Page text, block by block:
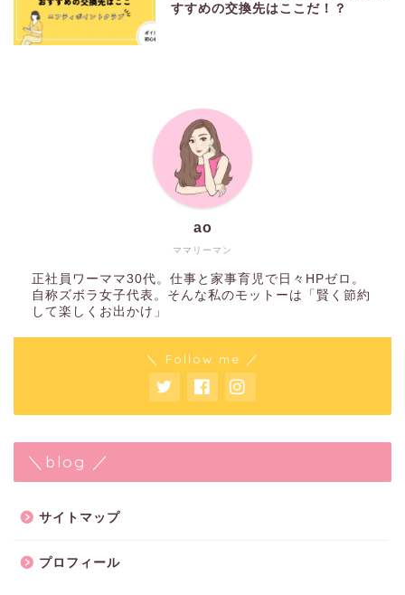
すすめの交換先はここだ！？
ママリーマン
ao
正社員ワーママ30代。仕事と家事育児で日々HPゼロ。
自称ズボラ女子代表。そんな私のモットーは「賢く節約
して楽しくお出かけ」
＼ Follow me ／
＼blog ／
サイトマップ
プロフィール